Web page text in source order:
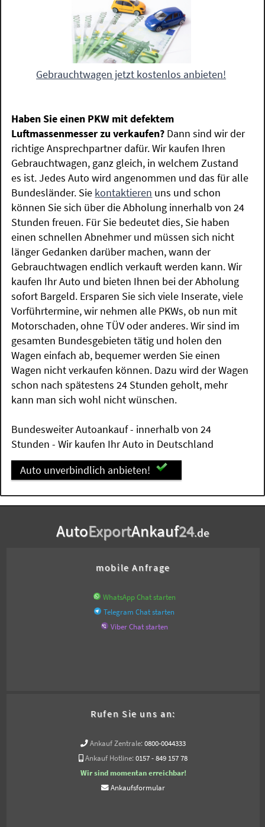
Gebrauchtwagen jetzt kostenlos anbieten!
Haben Sie einen PKW mit defektem
Luftmassenmesser zu verkaufen? Dann sind wir der
richtige Ansprechpartner dafür. Wir kaufen Ihren
Gebrauchtwagen, ganz gleich, in welchem Zustand
es ist. Jedes Auto wird angenommen und das für alle
Bundesländer. Sie kontaktieren uns und schon
können Sie sich über die Abholung innerhalb von 24
Stunden freuen. Für Sie bedeutet dies, Sie haben
einen schnellen Abnehmer und müssen sich nicht
länger Gedanken darüber machen, wann der
Gebrauchtwagen endlich verkauft werden kann. Wir
kaufen Ihr Auto und bieten Ihnen bei der Abholung
sofort Bargeld. Ersparen Sie sich viele Inserate, viele
Vorführtermine, wir nehmen alle PKWs, ob nun mit
Motorschaden, ohne TÜV oder anderes. Wir sind im
gesamten Bundesgebieten tätig und holen den
Wagen einfach ab, bequemer werden Sie einen
Wagen nicht verkaufen können. Dazu wird der Wagen
schon nach spätestens 24 Stunden geholt, mehr
kann man sich wohl nicht wünschen.
Bundesweiter Autoankauf - innerhalb von 24
Stunden - Wir kaufen Ihr Auto in Deutschland
Auto unverbindlich anbieten!
AutoExportAnkauf24.de
mobile Anfrage
WhatsApp Chat starten
Telegram Chat starten
Viber Chat starten
Rufen Sie uns an:
Ankauf Zentrale: 0800-0044333
Ankauf Hotline: 0157 - 849 157 78
Wir sind momentan erreichbar!
Ankaufsformular